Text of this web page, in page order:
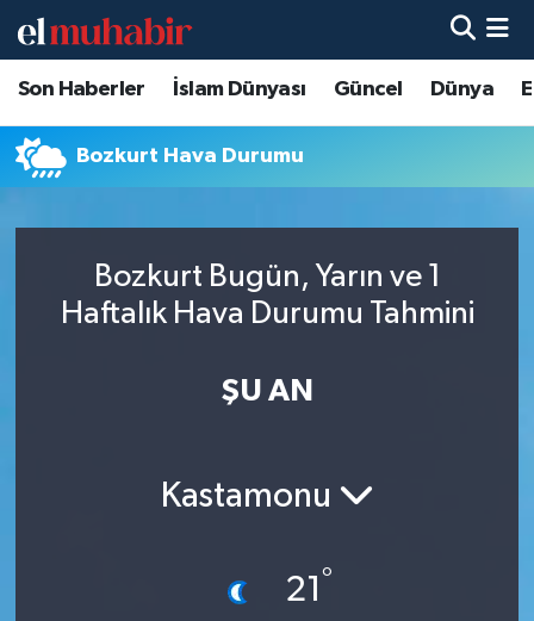
Son Haberler İslam Dünyası Güncel Dünya
Bozkurt Hava Durumu
Bozkurt Bugün, Yarın ve 1
Haftalık Hava Durumu Tahmini
ŞU AN
Kastamonu
21°
Hava Durumu
Trafik Durumu
Tüm Manşetler